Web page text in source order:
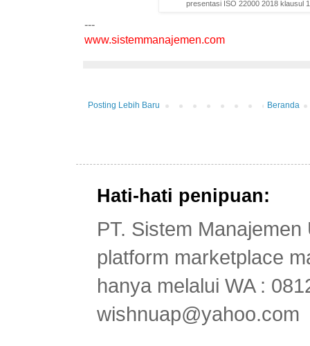
presentasi ISO 22000 2018 klausul
---
www.sistemmanajemen.com
Posting Lebih Baru Beranda
Hati-hati penipuan:
PT. Sistem
platform marketplace
hanya melalui WA :
wishnuap@yahoo.com